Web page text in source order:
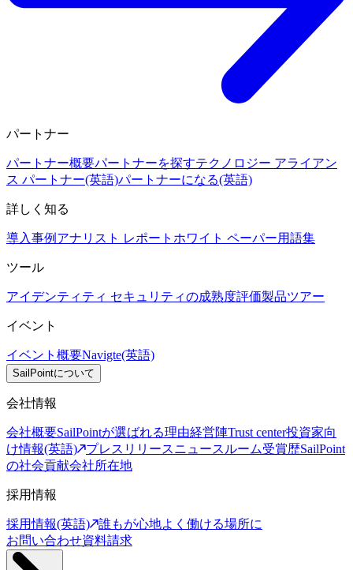
パートナー
パートナー概要パートナーを探すテクノロジー アライアン
ス パートナー(英語)パートナーになる(英語)
詳しく知る
導入事例 アナリスト レポート ホワイト ペーパー用語集
ツール
アイデンティティ セキュリティの成熟度評価製品ツアー
イベント
イベント概要Navigte(英語)
SailPointについて
会社情報
会社概要SailPointが選ばれる理由経営陣Trust center投資家向
け情報(英語)
プレスリリースニュースルーム受賞歴SailPoint
の社会貢献会社所在地
採用情報
採用情報(英語)
誰もが心地よく働ける場所に
お問い合わせ資料請求